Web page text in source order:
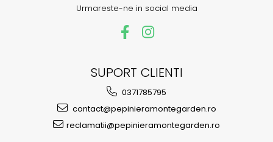
Urmareste-ne in social media
SUPORT CLIENTI
0371785795
contact@pepinieramontegarden.ro
reclamatii@pepinieramontegarden.ro